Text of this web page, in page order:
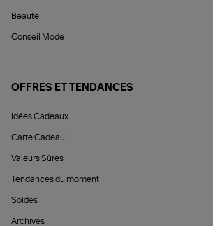
Beauté
Conseil Mode
OFFRES ET TENDANCES
Idées Cadeaux
Carte Cadeau
Valeurs Sûres
Tendances du moment
Soldes
Archives